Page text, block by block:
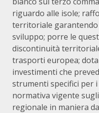
riguardo alle isole;
territoriale
sviluppo; porre le
discontinuità
trasporti europea;
investimenti che
strumenti specifici per
normativa vigente
regionale in maniera